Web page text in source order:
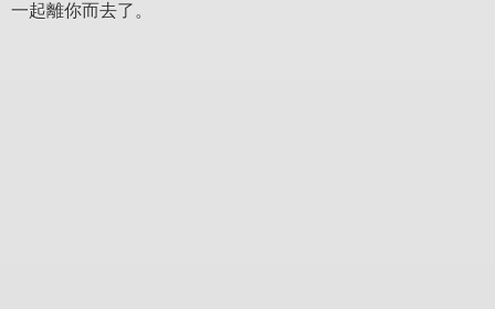
一起離你而去了。